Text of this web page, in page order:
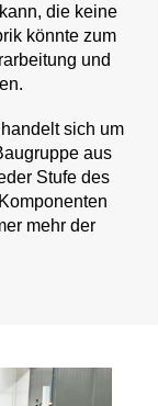
die keine
könnte zum
und
sich um
aus
Stufe des
mehr der